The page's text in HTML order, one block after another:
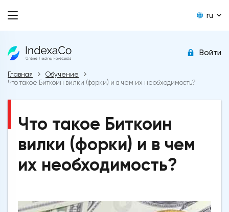
ru
Войти
Главная
Обучение
Что такое Биткоин вилки (форки) и в чем их необходимость?
Что такое Биткоин
вилки (форки) и в чем
их необходимость?